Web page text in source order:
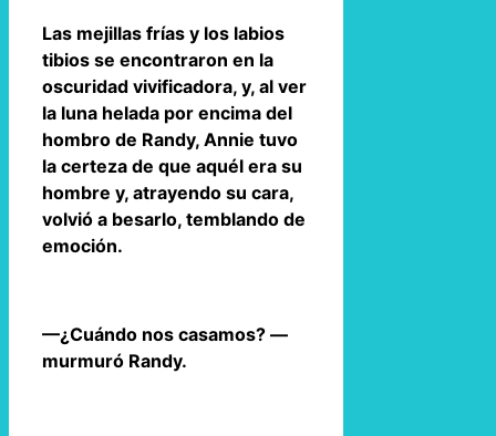
Las mejillas frías y los labios
tibios se encontraron en la
oscuridad vivificadora, y, al ver
la luna helada por encima del
hombro de Randy, Annie tuvo
la certeza de que aquél era su
hombre y, atrayendo su cara,
volvió a besarlo, temblando de
emoción.
—¿Cuándo nos casamos? —
murmuró Randy.